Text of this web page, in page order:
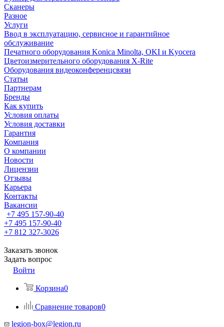
Сканеры
Разное
Услуги
Ввод в эксплуатацию, сервисное и гарантийное
обслуживание
Печатного оборудования Konica Minolta, OKI и Kyocera
Цветоизмерительного оборудования X-Rite
Оборудования видеоконференцсвязи
Статьи
Партнерам
Бренды
Как купить
Условия оплаты
Условия доставки
Гарантия
Компания
О компании
Новости
Лицензии
Отзывы
Карьера
Контакты
Вакансии
+7 495 157-90-40
+7 495 157-90-40
+7 812 327-3026
Заказать звонок
Задать вопрос
Войти
Корзина0
Сравнение товаров0
legion-box@legion.ru